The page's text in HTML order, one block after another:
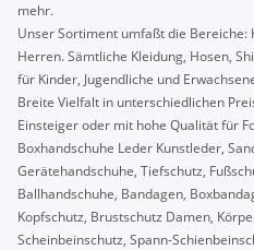
mehr.
Unser Sortiment umfaßt die Bereiche:
Herren. Sämtliche Kleidung, Hosen,
für Kinder, Jugendliche und
Breite Vielfalt in unterschiedlichen
Einsteiger oder mit hohe Qualität für
Boxhandschuhe Leder Kunstleder,
Gerätehandschuhe, Tiefschutz,
Ballhandschuhe, Bandagen,
Kopfschutz, Brustschutz Damen,
Scheinbeinschutz, Spann-